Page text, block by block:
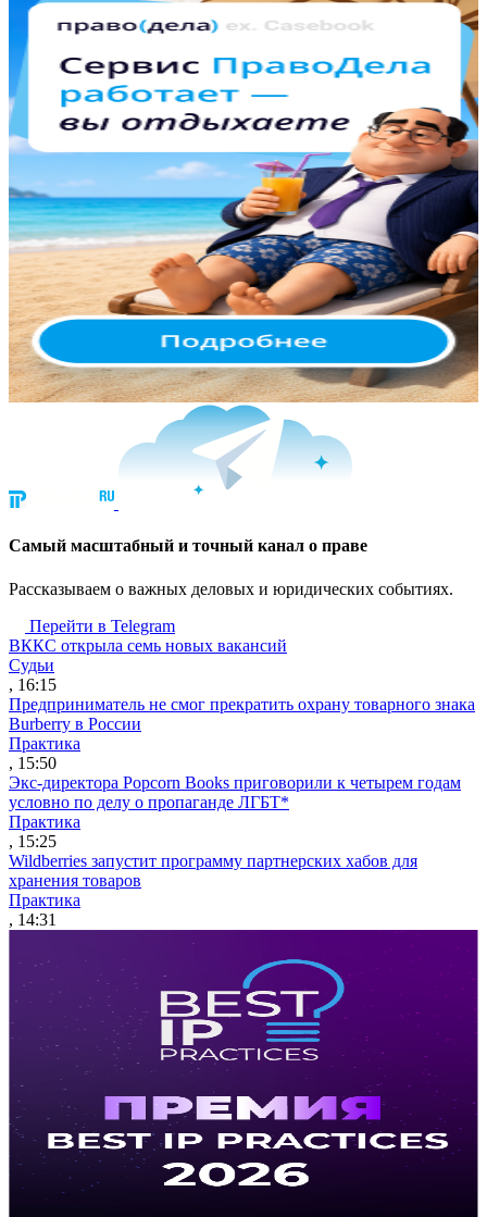
Cамый масштабный и точный канал о праве
Рассказываем о важных деловых и юридических событиях.
Перейти в Telegram
ВККС открыла семь новых вакансий
Судьи
, 16:15
Предприниматель не смог прекратить охрану товарного знака
Burberry в России
Практика
, 15:50
Экс-директора Popcorn Books приговорили к четырем годам
условно по делу о пропаганде ЛГБТ*
Практика
, 15:25
Wildberries запустит программу партнерских хабов для
хранения товаров
Практика
, 14:31